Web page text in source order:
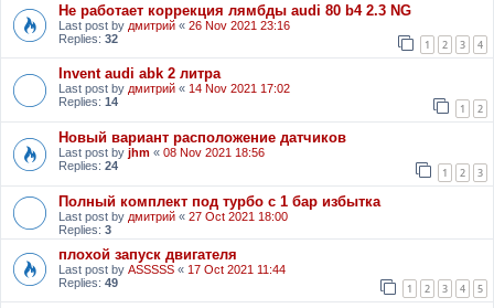
Не работает коррекция лямбды audi 80 b4 2.3 NG
Last post by дмитрий « 26 Nov 2021 23:16
Replies: 32 1 2 3 4
Invent audi abk 2 литра
Last post by дмитрий « 14 Nov 2021 17:02
Replies: 14 1 2
Новый вариант расположение датчиков
Last post by jhm « 08 Nov 2021 18:56
Replies: 24 1 2 3
Полный комплект под турбо с 1 бар избытка
Last post by дмитрий « 27 Oct 2021 18:00
Replies: 3
плохой запуск двигателя
Last post by ASSSSS « 17 Oct 2021 11:44
Replies: 49 1 2 3 4 5